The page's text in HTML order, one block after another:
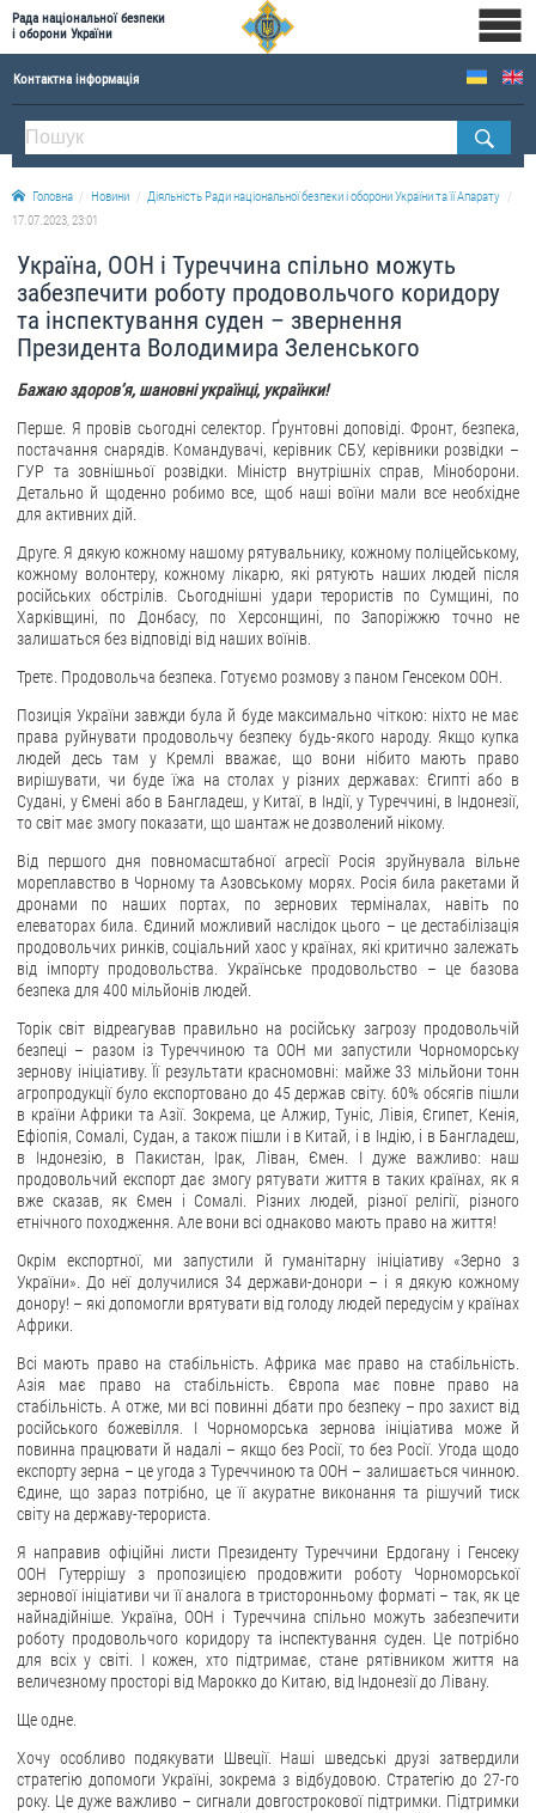
Рада національної безпеки
і оборони України
Контактна інформація
ПРО РНБОУ
Склад Ради національної безпеки і оборони України
Апарат Ради національної безпеки і оборони України
Історична довідка про діяльність Ради національної безпеки і оборони України
ОФІЦІЙНІ ДОКУМЕНТИ
Новини
Drone Deals
Фотогалерея
ЗВЕРНЕННЯ ГРОМАДЯН
Звернення громадян
ДОСТУП ДО ПУБЛІЧНОЇ ІНФОРМАЦІЇ
Організація доступу до публічної інформації
Запит на отримання публічної інформації
Облік публічної інформації
Питання запобігання корупції
Публічні закупівлі
Внутрішній аудит
ДЕРЖАВНИЙ РЕЄСТР САНКЦІЙ
Головна Новини
Діяльність Ради національної безпеки і оборони України та її Апарату
17.07.2023, 23:01
Україна, ООН і Туреччина спільно можуть
забезпечити роботу продовольчого коридору
та інспектування суден – звернення
Президента Володимира Зеленського
Бажаю здоров’я, шановні українці, українки!
Перше. Я провів сьогодні селектор. Ґрунтовні доповіді. Фронт, безпека,
постачання снарядів. Командувачі, керівник СБУ, керівники розвідки –
ГУР та зовнішньої розвідки. Міністр внутрішніх справ, Міноборони.
Детально й щоденно робимо все, щоб наші воїни мали все необхідне
для активних дій.
Друге. Я дякую кожному нашому рятувальнику, кожному поліцейському,
кожному волонтеру, кожному лікарю, які рятують наших людей після
російських обстрілів. Сьогоднішні удари терористів по Сумщині, по
Харківщині, по Донбасу, по Херсонщині, по Запоріжжю точно не
залишаться без відповіді від наших воїнів.
Третє. Продовольча безпека. Готуємо розмову з паном Генсеком ООН.
Позиція України завжди була й буде максимально чіткою: ніхто не має
права руйнувати продовольчу безпеку будь-якого народу. Якщо купка
людей десь там у Кремлі вважає, що вони нібито мають право
вирішувати, чи буде їжа на столах у різних державах: Єгипті або в
Судані, у Ємені або в Бангладеш, у Китаї, в Індії, у Туреччині, в Індонезії,
то світ має змогу показати, що шантаж не дозволений нікому.
Від першого дня повномасштабної агресії Росія зруйнувала вільне
мореплавство в Чорному та Азовському морях. Росія била ракетами й
дронами по наших портах, по зернових терміналах, навіть по
елеваторах била. Єдиний можливий наслідок цього – це дестабілізація
продовольчих ринків, соціальний хаос у країнах, які критично залежать
від імпорту продовольства. Українське продовольство – це базова
безпека для 400 мільйонів людей.
Торік світ відреагував правильно на російську загрозу продовольчій
безпеці – разом із Туреччиною та ООН ми запустили Чорноморську
зернову ініціативу. Її результати красномовні: майже 33 мільйони тонн
агропродукції було експортовано до 45 держав світу. 60% обсягів пішли
в країни Африки та Азії. Зокрема, це Алжир, Туніс, Лівія, Єгипет, Кенія,
Ефіопія, Сомалі, Судан, а також пішли і в Китай, і в Індію, і в Бангладеш,
в Індонезію, в Пакистан, Ірак, Ліван, Ємен. І дуже важливо: наш
продовольчий експорт дає змогу рятувати життя в таких країнах, як я
вже сказав, як Ємен і Сомалі. Різних людей, різної релігії, різного
етнічного походження. Але вони всі однаково мають право на життя!
Окрім експортної, ми запустили й гуманітарну ініціативу «Зерно з
України». До неї долучилися 34 держави-донори – і я дякую кожному
донору! – які допомогли врятувати від голоду людей передусім у країнах
Африки.
Всі мають право на стабільність. Африка має право на стабільність.
Азія має право на стабільність. Європа має повне право на
стабільність. А отже, ми всі повинні дбати про безпеку – про захист від
російського божевілля. І Чорноморська зернова ініціатива може й
повинна працювати й надалі – якщо без Росії, то без Росії. Угода щодо
експорту зерна – це угода з Туреччиною та ООН – залишається чинною.
Єдине, що зараз потрібно, це її акуратне виконання та рішучий тиск
світу на державу-терориста.
Я направив офіційні листи Президенту Туреччини Ердогану і Генсеку
ООН Гутеррішу з пропозицією продовжити роботу Чорноморської
зернової ініціативи чи її аналога в тристоронньому форматі – так, як це
найнадійніше. Україна, ООН і Туреччина спільно можуть забезпечити
роботу продовольчого коридору та інспектування суден. Це потрібно
для всіх у світі. І кожен, хто підтримає, стане рятівником життя на
величезному просторі від Марокко до Китаю, від Індонезії до Лівану.
Ще одне.
Хочу особливо подякувати Швеції. Наші шведські друзі затвердили
стратегію допомоги Україні, зокрема з відбудовою. Стратегію до 27-го
року. Це дуже важливо – сигнали довгострокової підтримки. Підтримки